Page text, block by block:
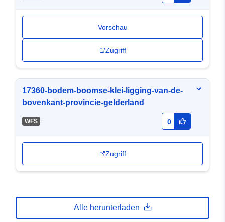
Vorschau
Zugriff
17360-bodem-boomse-klei-ligging-van-de-
bovenkant-provincie-gelderland
WFS - 0
Zugriff
Alle herunterladen